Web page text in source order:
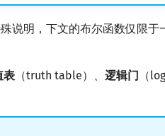
说明，下文的布尔函数仅限于
表 （truth table）、 逻辑门 （